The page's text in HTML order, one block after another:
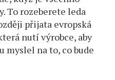
To rozeberete leda
přijata evropská
nutí výrobce, aby
myslel na to, co bude